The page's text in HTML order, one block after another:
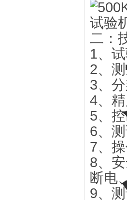
二：
1、
2、
3、
4、
5、
6、
7、
8、
断电
9、